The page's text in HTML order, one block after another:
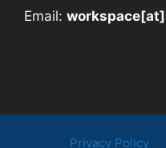
Email:
Privacy Policy